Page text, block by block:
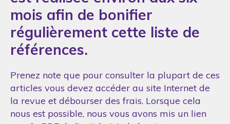
mois afin de bonifier
régulièrement cette liste de
références.
Prenez note que pour consulter la plupart de ces
articles vous devez accéder au site Internet de
la revue et débourser des frais. Lorsque cela
nous est possible, nous vous avons mis un lien